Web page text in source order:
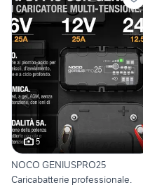
5
NOCO GENIUSPRO25
Caricabatterie professionale.